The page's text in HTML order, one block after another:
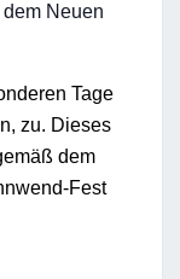
Neuen
Tage
zu. Dieses
dem
Fest